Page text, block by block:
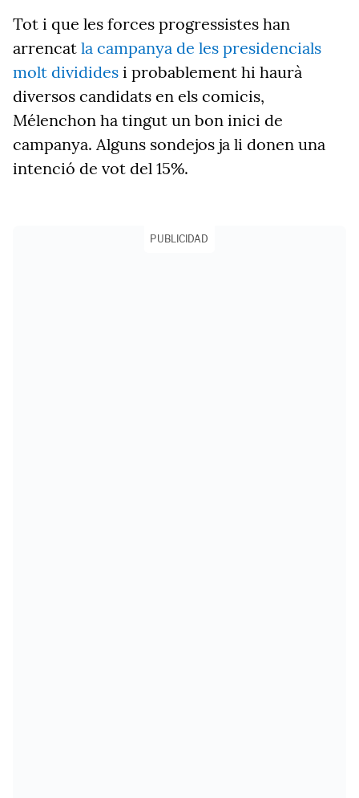
Tot i que les forces progressistes han
arrencat la campanya de les presidencials
molt dividides i probablement hi haurà
diversos candidats en els comicis,
Mélenchon ha tingut un bon inici de
campanya. Alguns sondejos ja li donen una
intenció de vot del 15%.
PUBLICIDAD